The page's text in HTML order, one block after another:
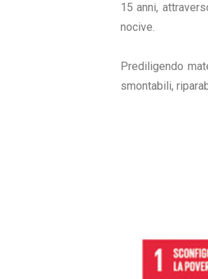
15 anni,
nocive.
Prediligendo
smontabili,